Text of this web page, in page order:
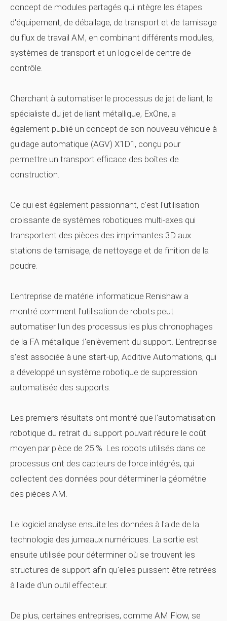
concept de modules partagés qui intègre les étapes
d'équipement, de déballage, de transport et de tamisage
du flux de travail AM, en combinant différents modules,
systèmes de transport et un logiciel de centre de
contrôle.
Cherchant à automatiser le processus de jet de liant, le
spécialiste du jet de liant métallique, ExOne, a
également publié un concept de son nouveau véhicule à
guidage automatique (AGV) X1D1, conçu pour
permettre un transport efficace des boîtes de
construction.
Ce qui est également passionnant, c'est l'utilisation
croissante de systèmes robotiques multi-axes qui
transportent des pièces des imprimantes 3D aux
stations de tamisage, de nettoyage et de finition de la
poudre.
L'entreprise de matériel informatique Renishaw a
montré comment l'utilisation de robots peut
automatiser l'un des processus les plus chronophages
de la FA métallique :l'enlèvement du support. L'entreprise
s'est associée à une start-up, Additive Automations, qui
a développé un système robotique de suppression
automatisée des supports.
Les premiers résultats ont montré que l'automatisation
robotique du retrait du support pouvait réduire le coût
moyen par pièce de 25 %. Les robots utilisés dans ce
processus ont des capteurs de force intégrés, qui
collectent des données pour déterminer la géométrie
des pièces AM.
Le logiciel analyse ensuite les données à l'aide de la
technologie des jumeaux numériques. La sortie est
ensuite utilisée pour déterminer où se trouvent les
structures de support afin qu'elles puissent être retirées
à l'aide d'un outil effecteur.
De plus, certaines entreprises, comme AM Flow, se